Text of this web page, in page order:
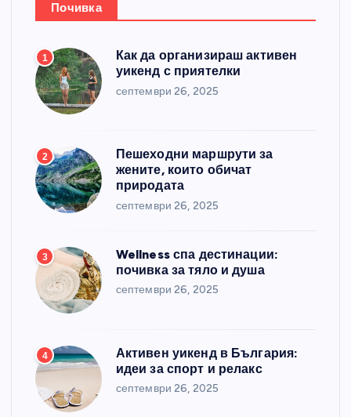
Почивка
1
Как да организираш активен
уикенд с приятелки
септември 26, 2025
2
Пешеходни маршрути за
жените, които обичат
природата
септември 26, 2025
3
Wellness спа дестинации:
почивка за тяло и душа
септември 26, 2025
4
Активен уикенд в България:
идеи за спорт и релакс
септември 26, 2025